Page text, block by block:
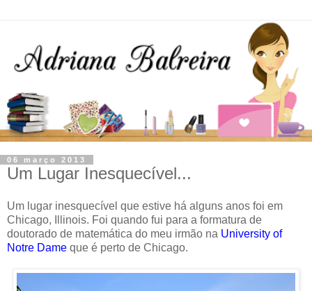
06 março 2013
Um Lugar Inesquecível...
Um lugar inesquecível que estive há alguns anos foi em
Chicago, Illinois. Foi quando fui para a formatura de
doutorado de matemática do meu irmão na University of
Notre Dame que é perto de Chicago.